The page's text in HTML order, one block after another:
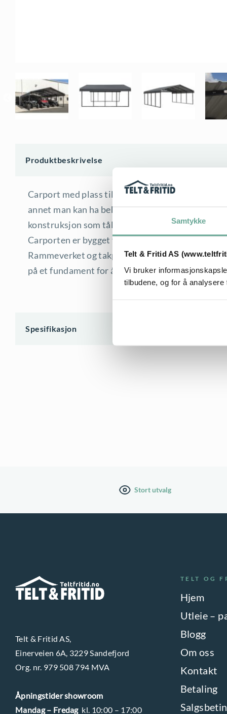
Samtykke
Telt & Fritid AS
Vi bruker
tilbudene, og for å analysere
Produktbeskrivelse
Carport med plass til 2 biler ved siden av
annet man kan ha behov for å lagre under tak.
konstruksjon som tåler vind opptil 44m/s og
Carporten er bygget for harde klimatiske forhold
Rammeverket og takplater er laget i galvanisert
på et fundament for å bygge mer i høyden om
Spesifikasjon
Stort utvalg
Telt & Fritid AS,
Einerveien 6A, 3229 Sandefjord
Org. nr. 979 508 794 MVA
Åpningstider showroom
Mandag – Fredagkl. 10:00 – 17:00
TELT OG
Hjem
Utleie –
Blogg
Om oss
Kontakt
Betaling